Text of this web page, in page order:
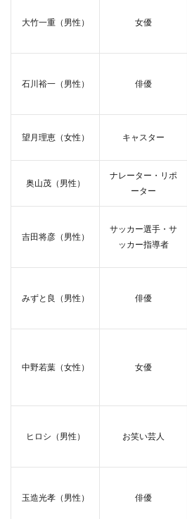
大竹一重（男性） 女優
石川裕一（男性） 俳優
望月理恵（女性） キャスター
奥山茂（男性）
ナレーター・リポ
ーター
吉田将彦（男性）
サッカー選手・サ
ッカー指導者
みずと良（男性） 俳優
中野若葉（女性） 女優
ヒロシ（男性） お笑い芸人
玉造光孝（男性） 俳優